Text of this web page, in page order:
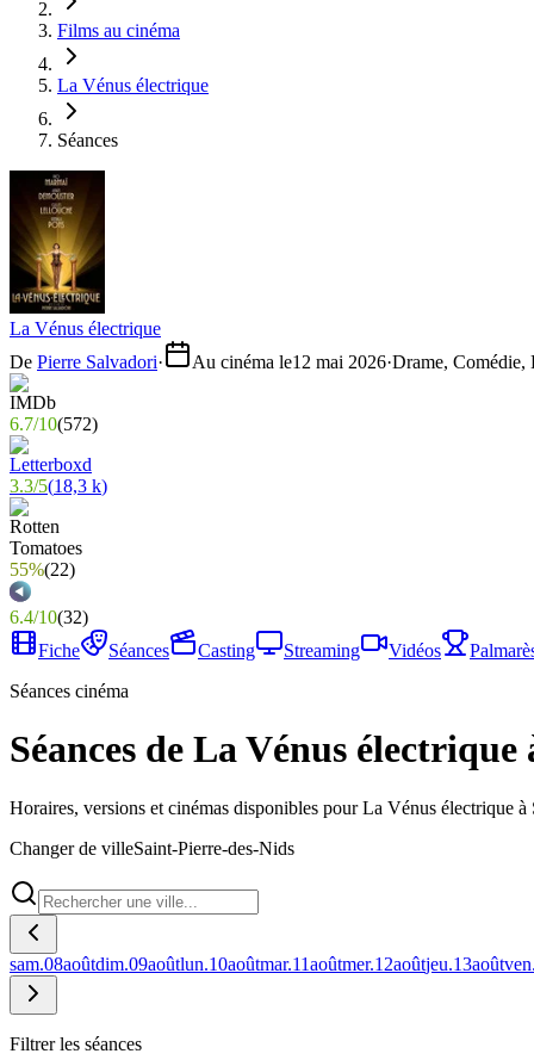
Films au cinéma
La Vénus électrique
Séances
La Vénus électrique
De Pierre Salvadori· Au cinéma le12 mai 2026·Drame, Comédie,
6.7/10(572)
3.3/5(18,3 k)
55%(22)
6.4/10(32)
Fiche
Séances Casting Streaming Vidéos
Séances cinéma
Séances de La Vénus
Horaires, versions et cinémas disponibles pour La Vénus électrique à
Changer de villeSaint-Pierre-des-Nids
sam.08aoûtdim.09aoûtlun.10aoûtmar.11aoûtmer.12aoûtjeu.13aoûtven.
Filtrer les séances